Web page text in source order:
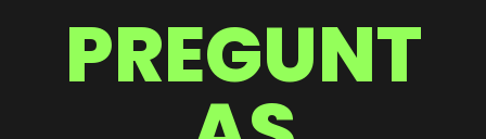
PREGUNT